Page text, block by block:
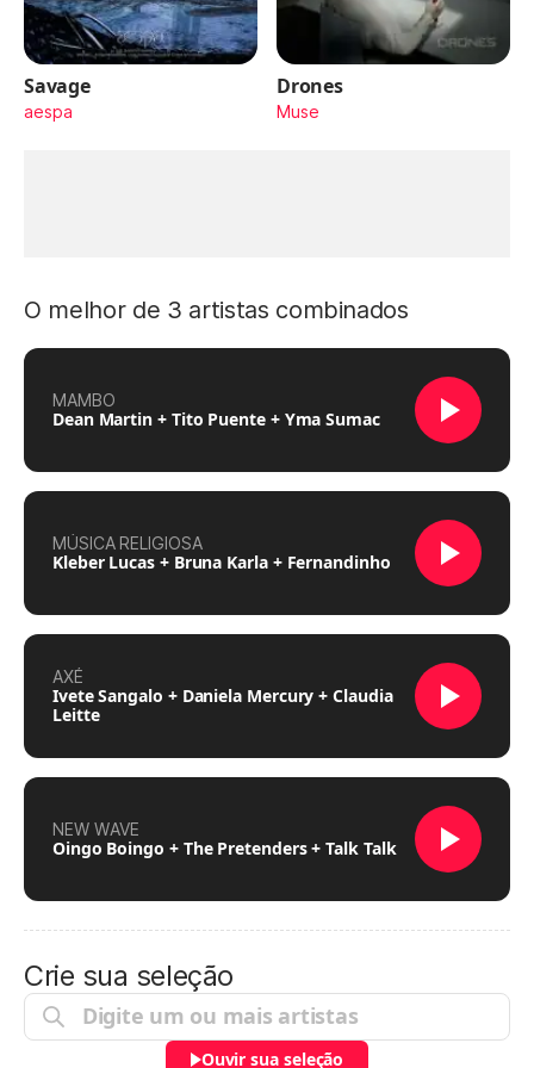
Savage
aespa
Drones
Muse
O melhor de 3 artistas combinados
MAMBO
Dean Martin + Tito Puente + Yma Sumac
MÚSICA RELIGIOSA
Kleber Lucas + Bruna Karla + Fernandinho
AXÉ
Ivete Sangalo + Daniela Mercury + Claudia
Leitte
NEW WAVE
Oingo Boingo + The Pretenders + Talk Talk
Crie sua seleção
Ouvir sua seleção